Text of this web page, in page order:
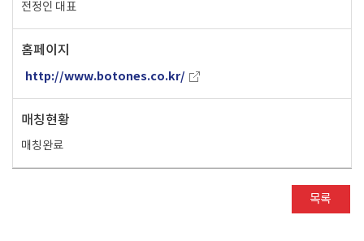
전정인 대표
홈페이지
http://www.botones.co.kr/
매칭현황
매칭완료
목록